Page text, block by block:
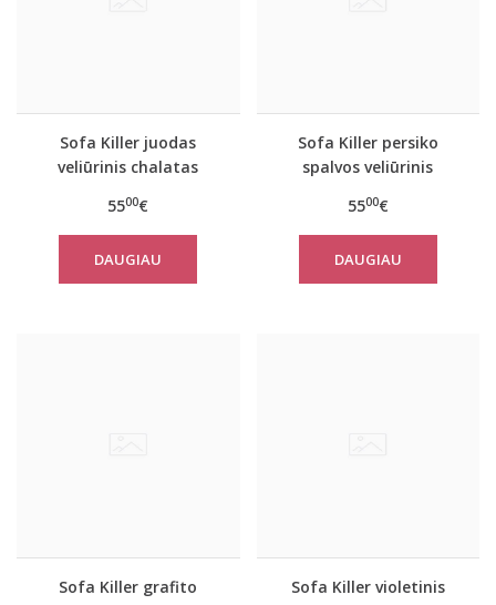
Sofa Killer juodas
veliūrinis chalatas
5500€
DAUGIAU
Sofa Killer persiko
spalvos veliūrinis
5500€
DAUGIAU
Sofa Killer grafito
Sofa Killer violetinis